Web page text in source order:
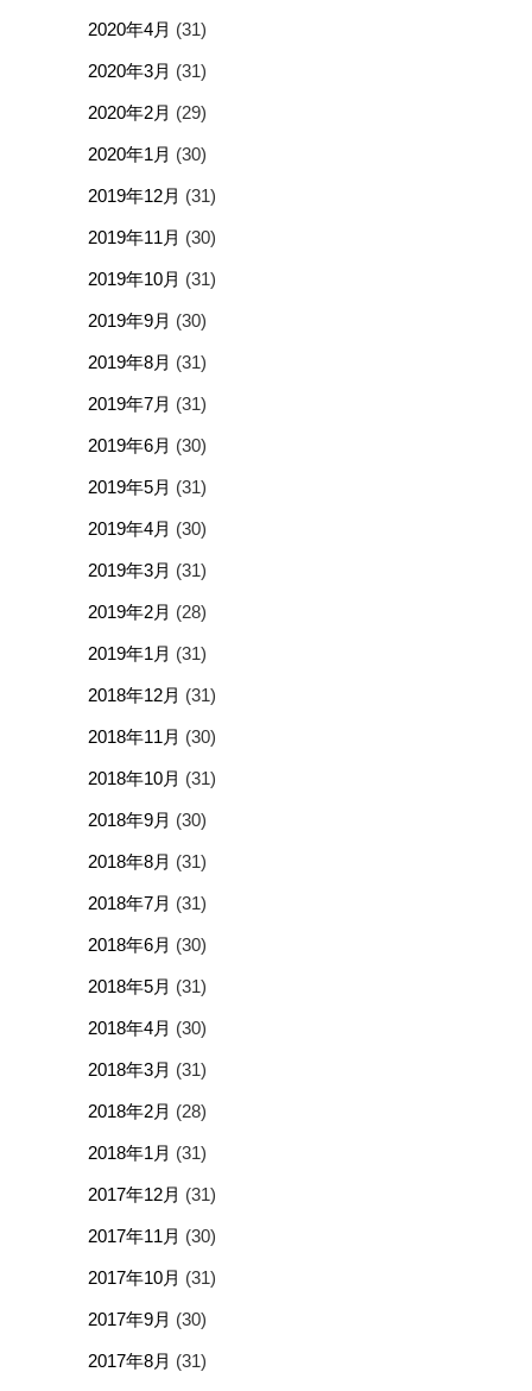
2020年4月 (31)
2020年3月 (31)
2020年2月 (29)
2020年1月 (30)
2019年12月 (31)
2019年11月 (30)
2019年10月 (31)
2019年9月 (30)
2019年8月 (31)
2019年7月 (31)
2019年6月 (30)
2019年5月 (31)
2019年4月 (30)
2019年3月 (31)
2019年2月 (28)
2019年1月 (31)
2018年12月 (31)
2018年11月 (30)
2018年10月 (31)
2018年9月 (30)
2018年8月 (31)
2018年7月 (31)
2018年6月 (30)
2018年5月 (31)
2018年4月 (30)
2018年3月 (31)
2018年2月 (28)
2018年1月 (31)
2017年12月 (31)
2017年11月 (30)
2017年10月 (31)
2017年9月 (30)
2017年8月 (31)